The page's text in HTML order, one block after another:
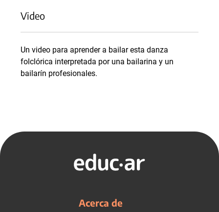
Video
Un video para aprender a bailar esta danza
folclórica interpretada por una bailarina y un
bailarín profesionales.
Acerca de